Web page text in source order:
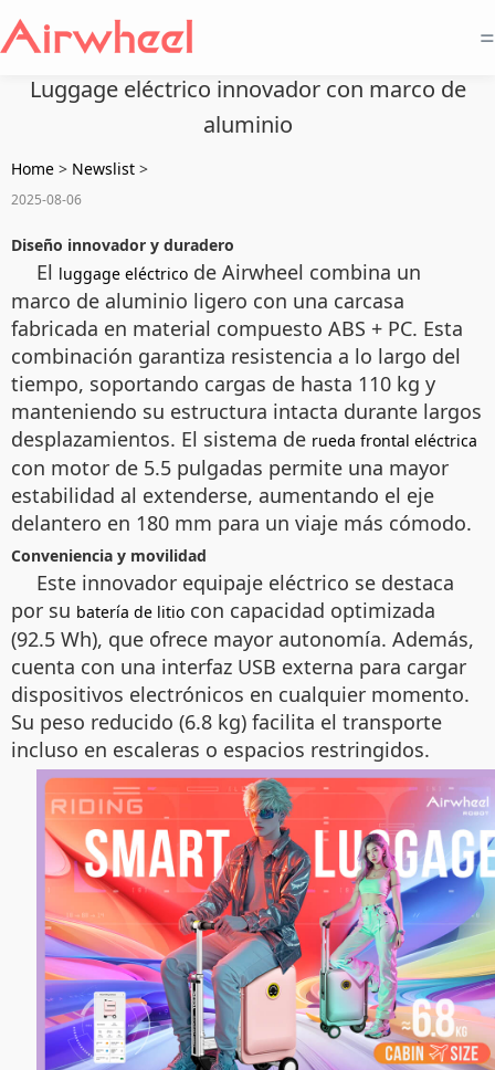
=
Luggage eléctrico innovador con marco de
aluminio
Home > Newslist >
2025-08-06
Diseño innovador y duradero
El luggage eléctrico de Airwheel combina un
marco de aluminio ligero con una carcasa
fabricada en material compuesto ABS + PC. Esta
combinación garantiza resistencia a lo largo del
tiempo, soportando cargas de hasta 110 kg y
manteniendo su estructura intacta durante largos
desplazamientos. El sistema de rueda frontal eléctrica
con motor de 5.5 pulgadas permite una mayor
estabilidad al extenderse, aumentando el eje
delantero en 180 mm para un viaje más cómodo.
Conveniencia y movilidad
Este innovador equipaje eléctrico se destaca
por su batería de litio con capacidad optimizada
(92.5 Wh), que ofrece mayor autonomía. Además,
cuenta con una interfaz USB externa para cargar
dispositivos electrónicos en cualquier momento.
Su peso reducido (6.8 kg) facilita el transporte
incluso en escaleras o espacios restringidos.